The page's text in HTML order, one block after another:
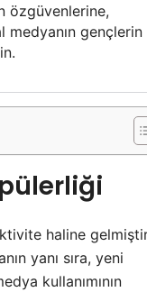
özgüvenlerine,
gençlerin
haline
yanı sıra, yeni
kullanımının